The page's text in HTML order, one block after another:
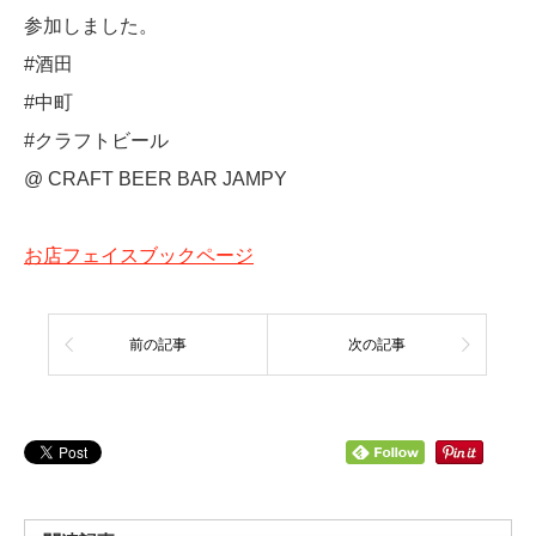
参加しました。
#酒田
#中町
#クラフトビール
@ CRAFT BEER BAR JAMPY
お店フェイスブックページ
前の記事 次の記事